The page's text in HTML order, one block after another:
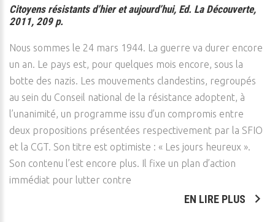
Citoyens résistants d’hier et aujourd’hui, Ed. La Découverte,
2011, 209 p.
Nous sommes le 24 mars 1944. La guerre va durer encore
un an. Le pays est, pour quelques mois encore, sous la
botte des nazis. Les mouvements clandestins, regroupés
au sein du Conseil national de la résistance adoptent, à
l’unanimité, un programme issu d’un compromis entre
deux propositions présentées respectivement par la SFIO
et la CGT. Son titre est optimiste : « Les jours heureux ».
Son contenu l’est encore plus. Il fixe un plan d’action
immédiat pour lutter contre
EN LIRE PLUS